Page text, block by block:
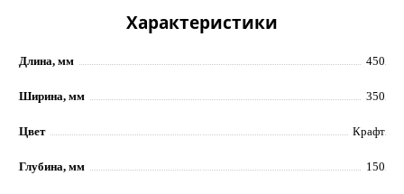
Характеристики
Длина, мм 450
Ширина, мм 350
Цвет Крафт
Глубина, мм 150